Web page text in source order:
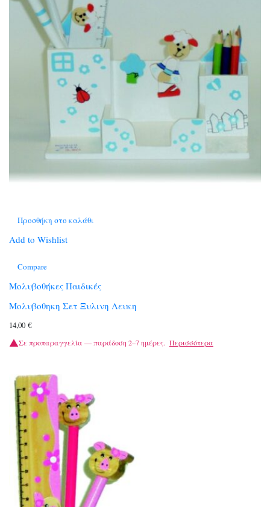
Προσθήκη στο καλάθι
Add to Wishlist
Compare
Μολυβοθήκες Παιδικές
Μολυβοθηκη Σετ Ξυλινη Λευκη
14,00 €
Σε προπαραγγελία — παράδοση 2–7 ημέρες. Περισσότερα